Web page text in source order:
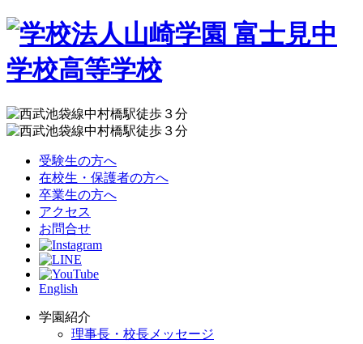
受験生の方へ
在校生・保護者の方へ
卒業生の方へ
アクセス
お問合せ
English
学園紹介
理事長・校長メッセージ